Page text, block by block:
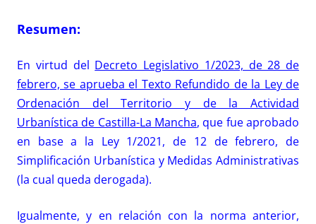
Resumen:
En virtud del Decreto Legislativo 1/2023, de 28 de
febrero, se aprueba el Texto Refundido de la Ley de
Ordenación del Territorio y de la Actividad
Urbanística de Castilla-La Mancha, que fue aprobado
en base a la Ley 1/2021, de 12 de febrero, de
Simplificación Urbanística y Medidas Administrativas
(la cual queda derogada).
Igualmente, y en relación con la norma anterior,